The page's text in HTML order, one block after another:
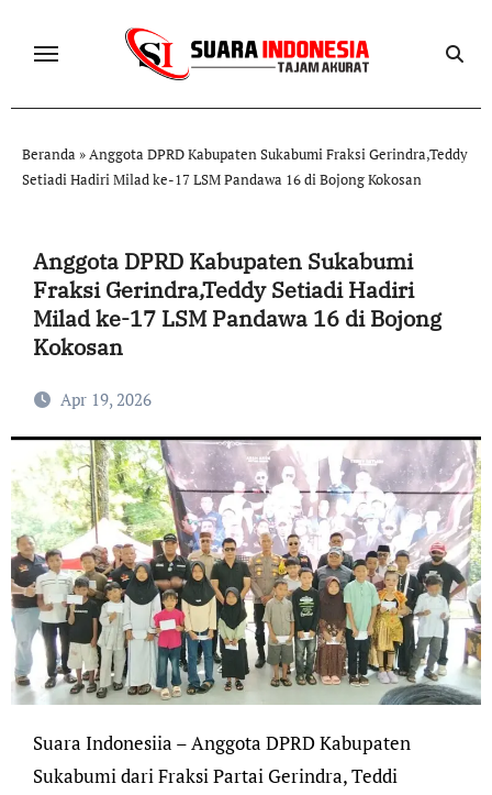
Beranda »Anggota DPRD Kabupaten Sukabumi Fraksi Gerindra,Teddy
Setiadi Hadiri Milad ke-17 LSM Pandawa 16 di Bojong Kokosan
Anggota DPRD Kabupaten Sukabumi
Fraksi Gerindra,Teddy Setiadi Hadiri
Milad ke-17 LSM Pandawa 16 di Bojong
Kokosan
Apr 19, 2026
Suara Indonesiia – Anggota DPRD Kabupaten
Sukabumi dari Fraksi Partai Gerindra, Teddi